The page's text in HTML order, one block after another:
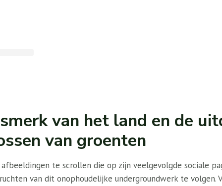
van het land en de
van groenten
afbeeldingen te scrollen die op zijn veelgevolgde sociale
van dit onophoudelijke undergroundwerk te volgen.